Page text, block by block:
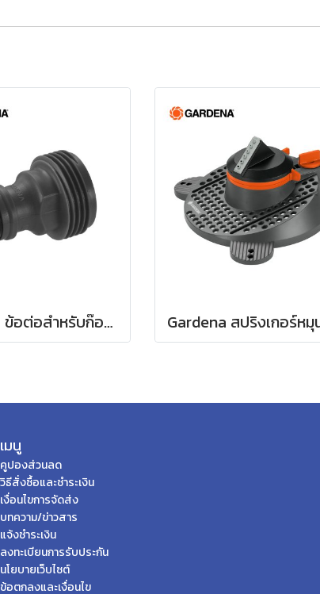
Gardena ข้อต่อสำหรับก๊อกน้ำ ขนาด 3/4" (26.5 มม.) (00921-50)
เมนู
คูปองส่วนลด
วิธีสั่งซื้อและชำระเงิน
เงื่อนไขการจัดส่ง
บทความ/ข่าวสาร
แจ้งชำระเงิน
ลงทะเบียนการรับประกัน
นโยบายเว็บไซต์
ข้อตกลงและเงื่อนไข